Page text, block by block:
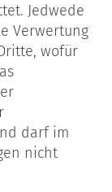
Jedwede
Verwertung
wofür
darf im
nicht